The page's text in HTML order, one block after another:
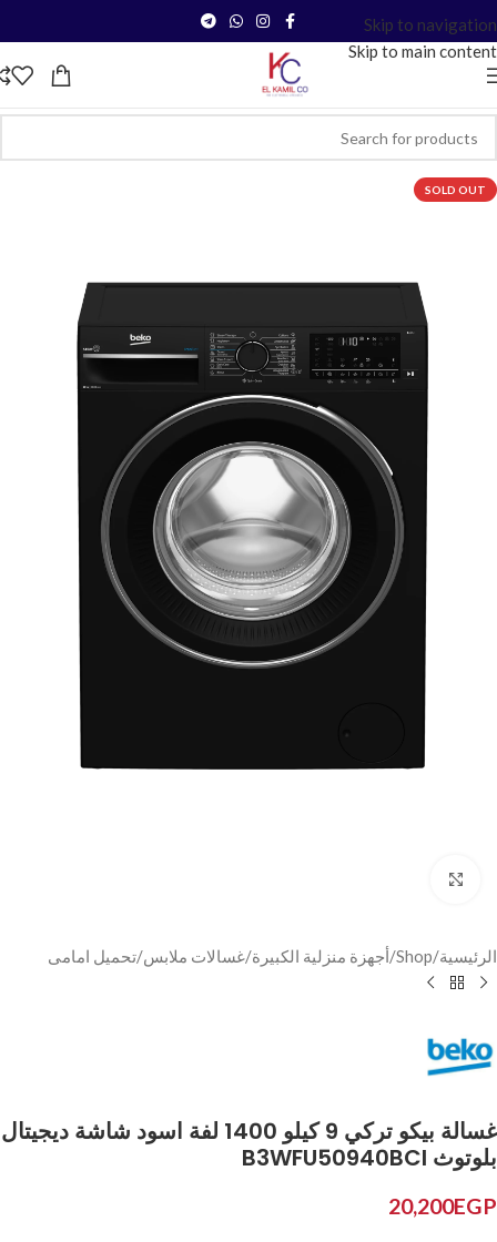
Skip to navigation
Skip to main content
SOLD OUT
الرئيسية/
Shop
/أجهزة منزلية الكبيرة/غسالات ملابس/تحميل امامى
غسالة بيكو تركي 9 كيلو 1400 لفة اسود شاشة ديجيتال
بلوتوث B3WFU50940BCI
20,200EGP